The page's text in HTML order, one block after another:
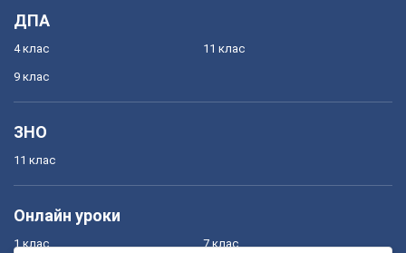
ДПА
4 клас
9 клас
11 клас
ЗНО
11 клас
Онлайн уроки
1 клас 7 клас